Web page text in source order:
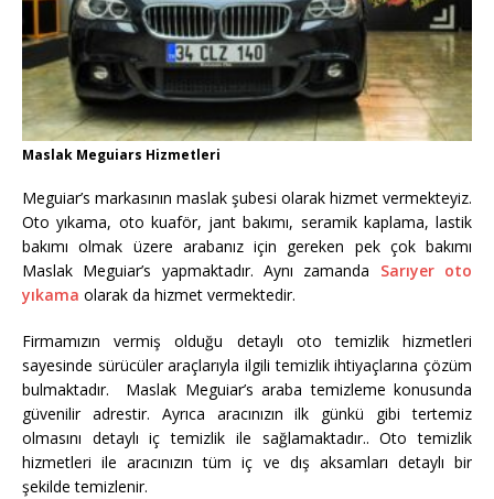
Maslak Meguiars Hizmetleri
Meguiar’s markasının maslak şubesi olarak hizmet vermekteyiz.
Oto yıkama, oto kuaför, jant bakımı, seramik kaplama, lastik
bakımı olmak üzere arabanız için gereken pek çok bakımı
Maslak Meguiar’s yapmaktadır. Aynı zamanda Sarıyer oto
yıkama olarak da hizmet vermektedir.
Firmamızın vermiş olduğu detaylı oto temizlik hizmetleri
sayesinde sürücüler araçlarıyla ilgili temizlik ihtiyaçlarına çözüm
bulmaktadır. Maslak Meguiar’s araba temizleme konusunda
güvenilir adrestir. Ayrıca aracınızın ilk günkü gibi tertemiz
olmasını detaylı iç temizlik ile sağlamaktadır.. Oto temizlik
hizmetleri ile aracınızın tüm iç ve dış aksamları detaylı bir
şekilde temizlenir.